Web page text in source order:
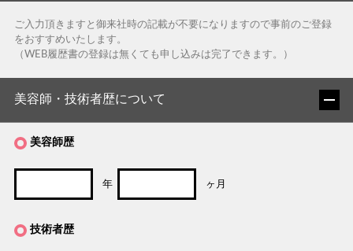
ご入力頂きますと御来社時の記載が不要になりますので事前のご登録
をおすすめいたします。
（WEB履歴書の登録は無くても申し込みは完了できます。）
美容師・技術者歴について
美容師歴
年 ヶ月
技術者歴